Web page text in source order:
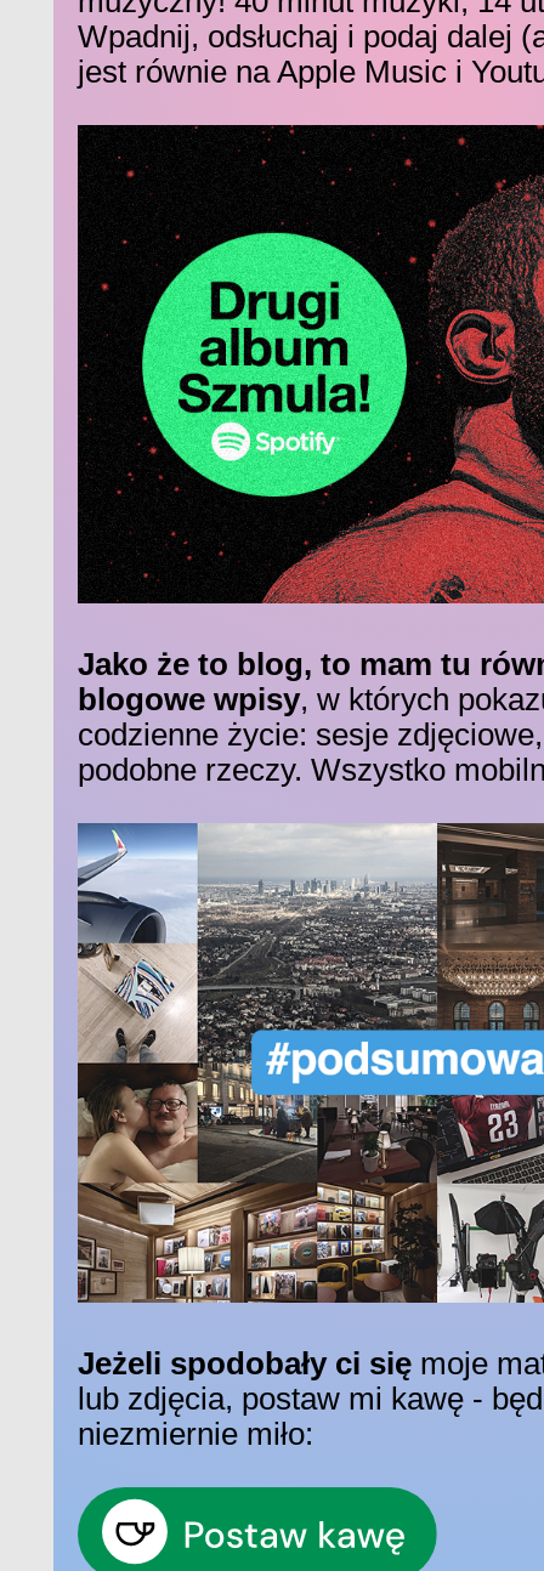
Wpadnij, odsłuchaj i podaj dalej
jest równie na Apple Music i
Jako że to blog, to mam tu
blogowe wpisy, w których
codzienne życie: sesje
podobne rzeczy. Wszystko
Jeżeli spodobały ci sięmoje
lub zdjęcia, postaw mi kawę -
niezmiernie miło: